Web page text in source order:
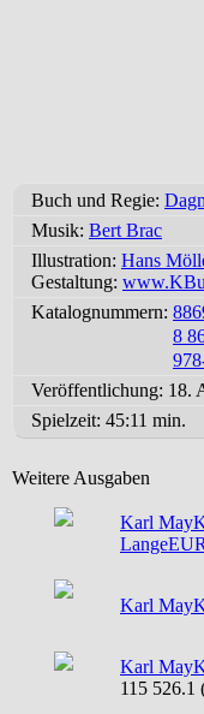
Buch und Regie:
Musik: Bert Brac
Illustration: Hans
Gestaltung:
Katalognummern:
8
Veröffentlichung: 18.
Spielzeit: 45:11 min.
Weitere Ausgaben
Karl May
Lange
Karl May
Karl May
115 526.1